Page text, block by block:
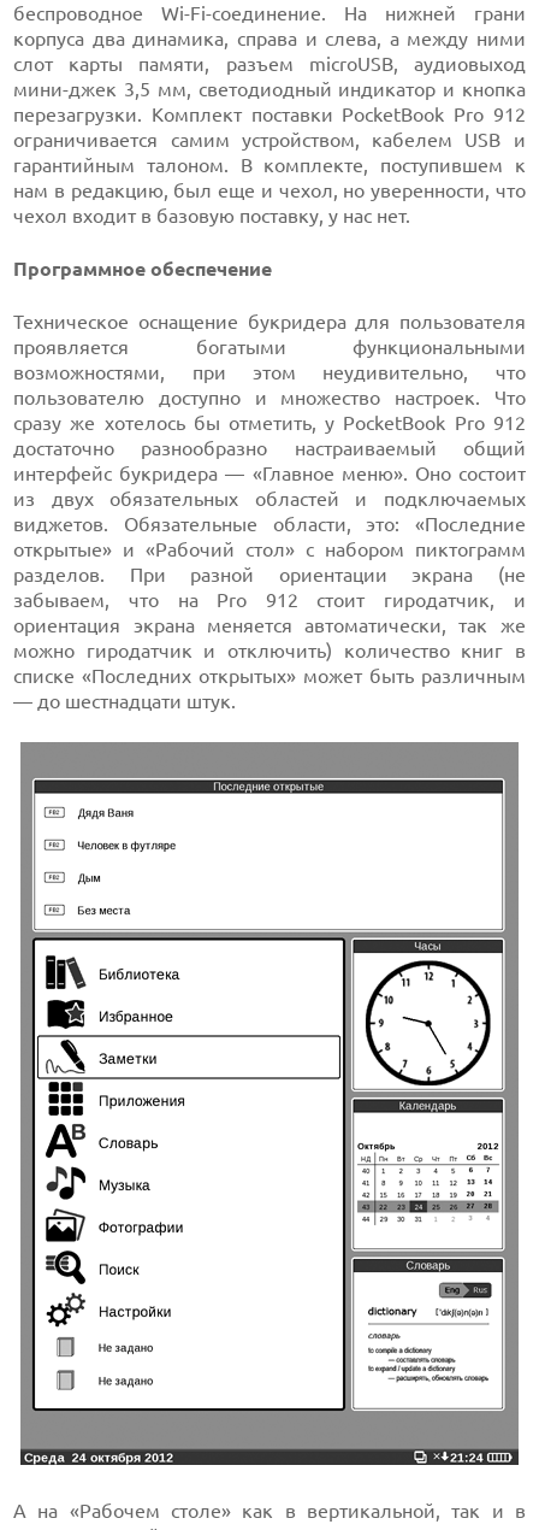
беспроводное Wi-Fi-соединение. На нижней грани
корпуса два динамика, справа и слева, а между ними
слот карты памяти, разъем microUSB, аудиовыход
мини-джек 3,5 мм, светодиодный индикатор и кнопка
перезагрузки. Комплект поставки PocketBook Pro 912
ограничивается самим устройством, кабелем USB и
гарантийным талоном. В комплекте, поступившем к
нам в редакцию, был еще и чехол, но уверенности, что
чехол входит в базовую поставку, у нас нет.
Программное обеспечение
Техническое оснащение букридера для пользователя
проявляется богатыми функциональными
возможностями, при этом неудивительно, что
пользователю доступно и множество настроек. Что
сразу же хотелось бы отметить, у PocketBook Pro 912
достаточно разнообразно настраиваемый общий
интерфейс букридера — «Главное меню». Оно состоит
из двух обязательных областей и подключаемых
виджетов. Обязательные области, это: «Последние
открытые» и «Рабочий стол» с набором пиктограмм
разделов. При разной ориентации экрана (не
забываем, что на Pro 912 стоит гиродатчик, и
ориентация экрана меняется автоматически, так же
можно гиродатчик и отключить) количество книг в
списке «Последних открытых» может быть различным
— до шестнадцати штук.
А на «Рабочем столе» как в вертикальной, так и в